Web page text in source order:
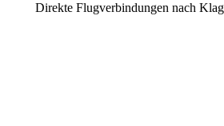
Direkte Flugverbindungen nach